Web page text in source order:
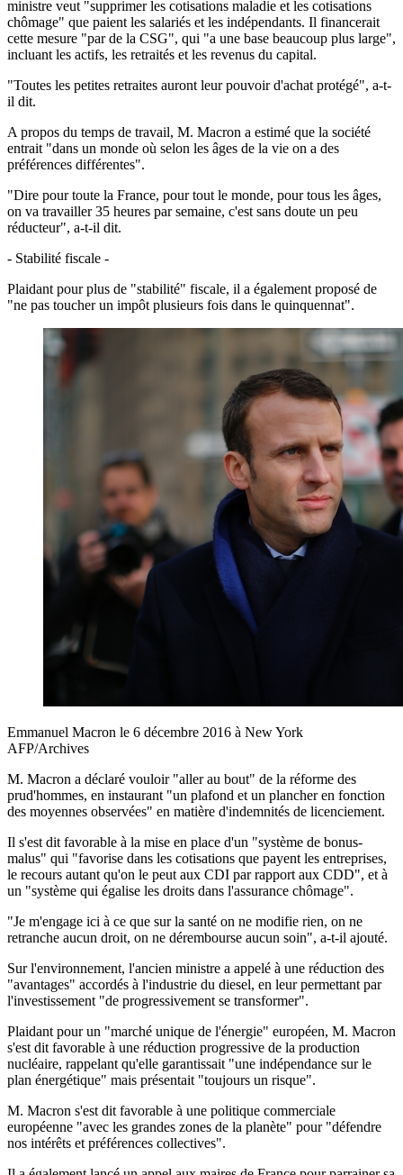
ministre veut "supprimer les cotisations maladie et les cotisations
chômage" que paient les salariés et les indépendants. Il financerait
cette mesure "par de la CSG", qui "a une base beaucoup plus large",
incluant les actifs, les retraités et les revenus du capital.
"Toutes les petites retraites auront leur pouvoir d'achat protégé", a-t-
il dit.
A propos du temps de travail, M. Macron a estimé que la société
entrait "dans un monde où selon les âges de la vie on a des
préférences différentes".
"Dire pour toute la France, pour tout le monde, pour tous les âges,
on va travailler 35 heures par semaine, c'est sans doute un peu
réducteur", a-t-il dit.
- Stabilité fiscale -
Plaidant pour plus de "stabilité" fiscale, il a également proposé de
"ne pas toucher un impôt plusieurs fois dans le quinquennat".
Emmanuel Macron le 6 décembre 2016 à New York
AFP/Archives
M. Macron a déclaré vouloir "aller au bout" de la réforme des
prud'hommes, en instaurant "un plafond et un plancher en fonction
des moyennes observées" en matière d'indemnités de licenciement.
Il s'est dit favorable à la mise en place d'un "système de bonus-
malus" qui "favorise dans les cotisations que payent les entreprises,
le recours autant qu'on le peut aux CDI par rapport aux CDD", et à
un "système qui égalise les droits dans l'assurance chômage".
"Je m'engage ici à ce que sur la santé on ne modifie rien, on ne
retranche aucun droit, on ne dérembourse aucun soin", a-t-il ajouté.
Sur l'environnement, l'ancien ministre a appelé à une réduction des
"avantages" accordés à l'industrie du diesel, en leur permettant par
l'investissement "de progressivement se transformer".
Plaidant pour un "marché unique de l'énergie" européen, M. Macron
s'est dit favorable à une réduction progressive de la production
nucléaire, rappelant qu'elle garantissait "une indépendance sur le
plan énergétique" mais présentait "toujours un risque".
M. Macron s'est dit favorable à une politique commerciale
européenne "avec les grandes zones de la planète" pour "défendre
nos intérêts et préférences collectives".